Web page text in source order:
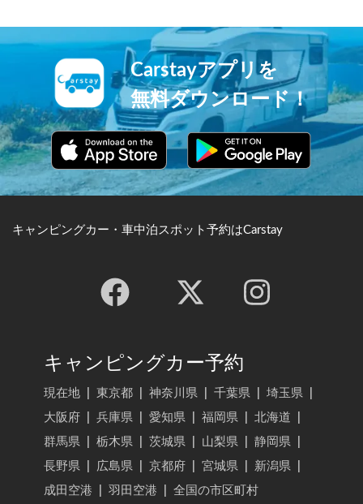
長男を授かったことから、市
川家は「成田屋」を屋号とし
ました。三重塔平和の大塔成
田山公園と見所満点の寺院で
花々や動物にも囲まれ、生命
の憐れみを感じることが出来
ます。
Carstayアプリを
無料ダウンロード！
キャンピングカー・車中泊スポット予約はCarstay
キャンピングカー予約
現在地 東京都 神奈川県 千葉県 埼玉県
大阪府
兵庫県 愛知県 福岡県 北海道
群馬県
栃木県 茨城県 山梨県 静岡県
長野県
広島県 京都府 宮城県 新潟県
成田空港
羽田空港
全国の市区町村